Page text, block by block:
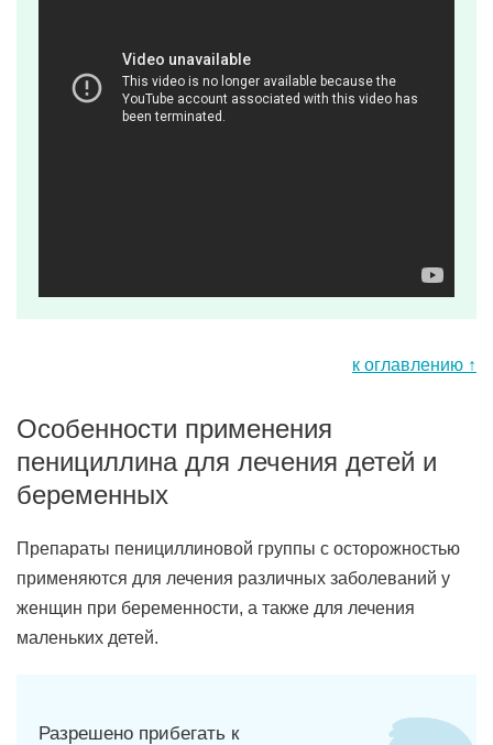
к оглавлению ↑
Особенности применения
пенициллина для лечения детей и
беременных
Препараты пенициллиновой группы с осторожностью
применяются для лечения различных заболеваний у
женщин при беременности, а также для лечения
маленьких детей.
Разрешено прибегать к